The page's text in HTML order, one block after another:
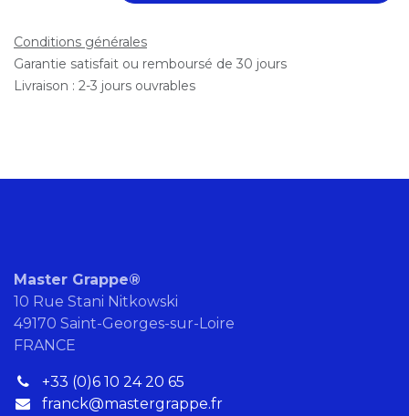
Conditions générales
Garantie satisfait ou remboursé de 30 jours
Livraison : 2-3 jours ouvrables
Master Grappe®
10 Rue Stani Nitkowski
49170 Saint-Georges-sur-Loire
FRANCE
+33 (0)6 10 24 20 65
franck@mastergrappe.fr